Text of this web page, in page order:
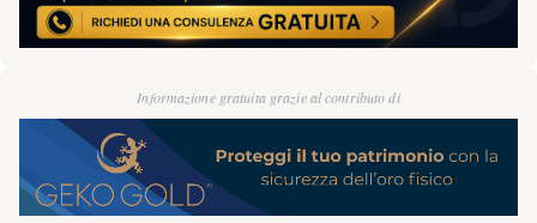
Informazione gratuita grazie al contributo di